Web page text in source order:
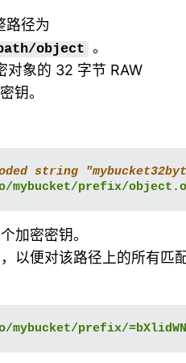
路径为
object 。
对象的 32 字节 RAW
钥。
string
mybucket/prefix/
加密密钥。
以便对该路径上的所有匹
mybucket/prefix/